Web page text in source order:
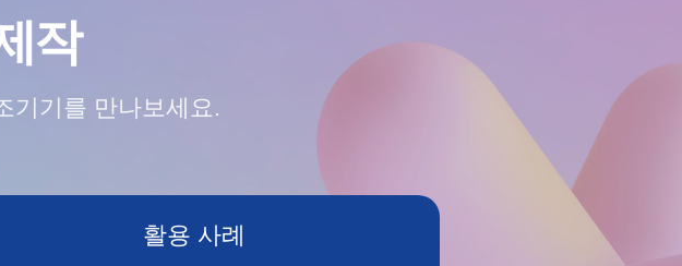
작
기기를 만나보세요.
활용 사례